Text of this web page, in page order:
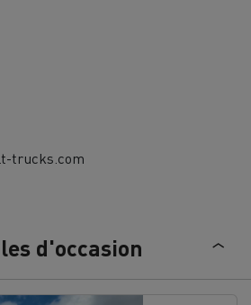
trucks.com
d'occasion